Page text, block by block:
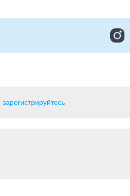
зарегистрируйтесь